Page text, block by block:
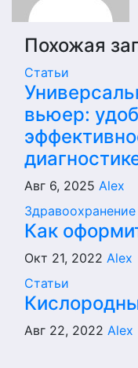
Похожая
Статьи
вьюер:
Авг 6, 2025 Alex
Здравоохранение
Как
Окт 21, 2022 Alex
Статьи
Авг 22, 2022 Alex